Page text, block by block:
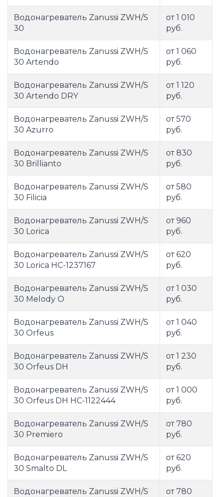
Водонагреватель Zanussi ZWH/S
30
от 1 010
руб.
Водонагреватель Zanussi ZWH/S
30 Artendo
от 1 060
руб.
Водонагреватель Zanussi ZWH/S
30 Artendo DRY
от 1 120
руб.
Водонагреватель Zanussi ZWH/S
30 Azurro
от 570
руб.
Водонагреватель Zanussi ZWH/S
30 Brillianto
от 830
руб.
Водонагреватель Zanussi ZWH/S
30 Filicia
от 580
руб.
Водонагреватель Zanussi ZWH/S
30 Lorica
от 960
руб.
Водонагреватель Zanussi ZWH/S
30 Lorica НС-1237167
от 620
руб.
Водонагреватель Zanussi ZWH/S
30 Melody O
от 1 030
руб.
Водонагреватель Zanussi ZWH/S
30 Orfeus
от 1 040
руб.
Водонагреватель Zanussi ZWH/S
30 Orfeus DH
от 1 230
руб.
Водонагреватель Zanussi ZWH/S
30 Orfeus DH НС-1122444
от 1 000
руб.
Водонагреватель Zanussi ZWH/S
30 Premiero
от 780
руб.
Водонагреватель Zanussi ZWH/S
30 Smalto DL
от 620
руб.
Водонагреватель Zanussi ZWH/S
от 780